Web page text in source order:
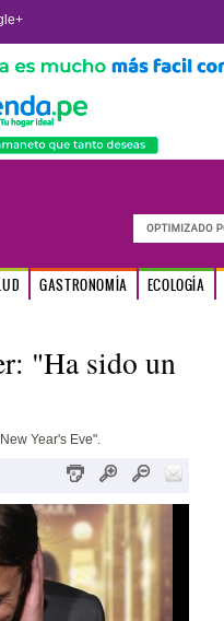
GASTRONOMÍA ECOLOGÍA
"Ha sido un
Year's Eve".